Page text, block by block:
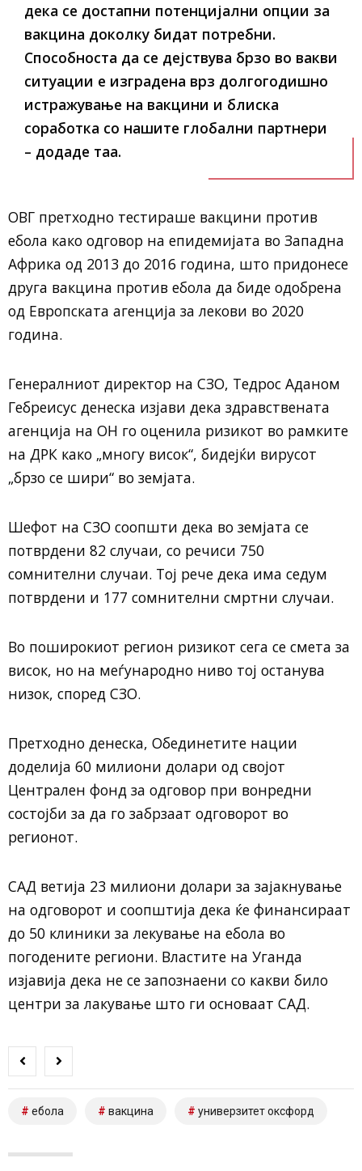
дека се достапни потенцијални опции за
вакцина доколку бидат потребни.
Способноста да се дејствува брзо во вакви
ситуации е изградена врз долгогодишно
истражување на вакцини и блиска
соработка со нашите глобални партнери
– додаде таа.
ОВГ претходно тестираше вакцини против
ебола како одговор на епидемијата во Западна
Африка од 2013 до 2016 година, што придонесе
друга вакцина против ебола да биде одобрена
од Европската агенција за лекови во 2020
година.
Генералниот директор на СЗО, Тедрос Аданом
Гебреисус денеска изјави дека здравствената
агенција на ОН го оценила ризикот во рамките
на ДРК како „многу висок“, бидејќи вирусот
„брзо се шири“ во земјата.
Шефот на СЗО соопшти дека во земјата се
потврдени 82 случаи, со речиси 750
сомнителни случаи. Тој рече дека има седум
потврдени и 177 сомнителни смртни случаи.
Во поширокиот регион ризикот сега се смета за
висок, но на меѓународно ниво тој останува
низок, според СЗО.
Претходно денеска, Обединетите нации
доделија 60 милиони долари од својот
Централен фонд за одговор при вонредни
состојби за да го забрзаат одговорот во
регионот.
САД ветија 23 милиони долари за зајакнување
на одговорот и соопштија дека ќе финансираат
до 50 клиники за лекување на ебола во
погодените региони. Властите на Уганда
изјавија дека не се запознаени со какви било
центри за лакување што ги основаат САД.
ебола вакцина универзитет оксфорд